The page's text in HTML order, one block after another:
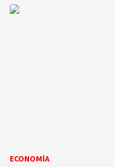
ECONOMÍA